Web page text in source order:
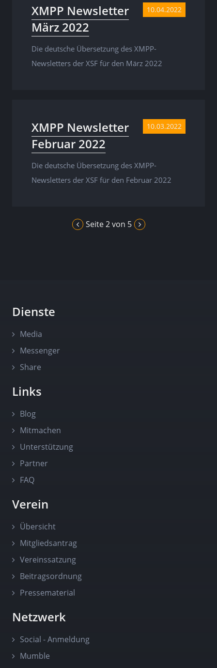
10.04.2022
XMPP Newsletter
März 2022
Die deutsche Übersetzung des XMPP-
Newsletters der XSF für den März 2022
10.03.2022
XMPP Newsletter
Februar 2022
Die deutsche Übersetzung des XMPP-
Newsletters der XSF für den Februar 2022
Seite 2 von 5
Dienste
Media
Messenger
Share
Links
Blog
Mitmachen
Unterstützung
Partner
FAQ
Verein
Übersicht
Mitgliedsantrag
Vereinssatzung
Beitragsordnung
Pressematerial
Netzwerk
Social - Anmeldung
Mumble